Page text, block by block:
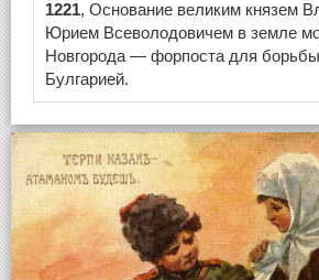
1221, Основание великим князем
Юрием Всеволодовичем в земле
Новгорода — форпоста для
Булгарией.